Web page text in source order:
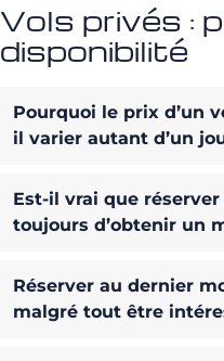
Vols privés :
disponibilité
Pourquoi le prix d’un
il varier autant d’un
Est-il vrai que
toujours d’obtenir un
Réserver au dernier
malgré tout être